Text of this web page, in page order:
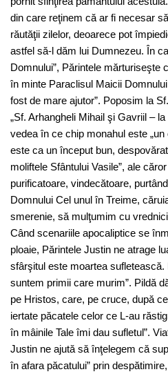
din care reţinem că ar fi necesar
răutăţii zilelor, deoarece pot
astfel să-l dăm lui Dumnezeu. În
Domnului”, Părintele mărturiseşte
în minte Paraclisul Maicii
fost de mare ajutor”. Poposim la
„Sf. Arhangheli Mihail şi Gavriil –
vedea în ce chip monahul este
este ca un început bun,
moliftele Sfântului Vasile”, ale
purificatoare, vindecătoare,
Domnului Cel unul în Treime,
smerenie, să mulţumim cu
Când scenariile apocaliptice se
ploaie, Părintele Justin ne atrage
sfârşitul este moartea
suntem primii care murim”. Pildă
pe Hristos, care, pe cruce, după
iertate păcatele celor ce L-au
în mâinile Tale îmi dau sufletul”.
Justin ne ajută să înţelegem că
în afara păcatului” prin